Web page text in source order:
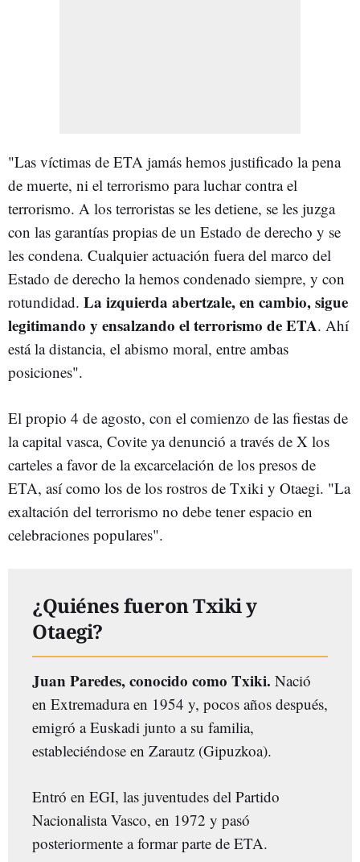
"Las víctimas de ETA jamás hemos justificado la pena
de muerte, ni el terrorismo para luchar contra el
terrorismo. A los terroristas se les detiene, se les juzga
con las garantías propias de un Estado de derecho y se
les condena. Cualquier actuación fuera del marco del
Estado de derecho la hemos condenado siempre, y con
rotundidad. La izquierda abertzale, en cambio, sigue
legitimando y ensalzando el terrorismo de ETA. Ahí
está la distancia, el abismo moral, entre ambas
posiciones".
El propio 4 de agosto, con el comienzo de las fiestas de
la capital vasca, Covite ya denunció a través de X los
carteles a favor de la excarcelación de los presos de
ETA, así como los de los rostros de Txiki y Otaegi. "La
exaltación del terrorismo no debe tener espacio en
celebraciones populares".
¿Quiénes fueron Txiki y
Otaegi?
Juan Paredes, conocido como Txiki. Nació
en Extremadura en 1954 y, pocos años después,
emigró a Euskadi junto a su familia,
estableciéndose en Zarautz (Gipuzkoa).
Entró en EGI, las juventudes del Partido
Nacionalista Vasco, en 1972 y pasó
posteriormente a formar parte de ETA.